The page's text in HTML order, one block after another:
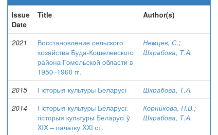
Issue
Date
Title Author(s)
2021
Восстановление сельского
хозяйства Буда-Кошелевского
района Гомельской области в
1950–1960 гг.
Немцев, С.;
Шкрабова, Т.А.
2015 Гісторыя культуры Беларусі
Шкрабова, Т.А.
2014
Гісторыя культуры Беларусі:
гісторыя культуры Беларусі ў
XIX – пачатку XXI ст.
Корникова, Н.В.;
Шкрабова, Т.А.